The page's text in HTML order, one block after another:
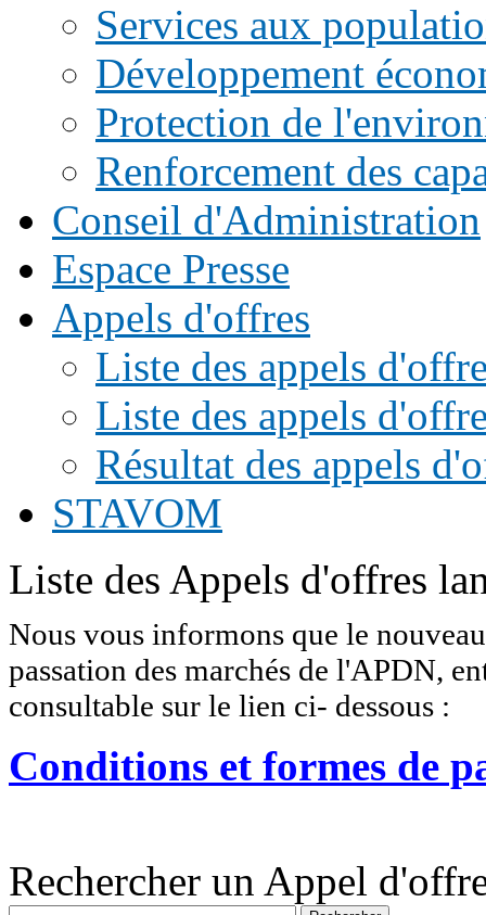
Services aux
Développement
Protection de
Renforcement des
Conseil d'Administration
Espace Presse
Appels d'offres
Liste des appels
Liste des appels
Résultat des appels
STAVOM
Liste des Appels d'offres
Nous vous informons que le
passation des marchés de l'APDN,
consultable sur le lien ci- dessous :
Conditions et formes de
Rechercher un Appel